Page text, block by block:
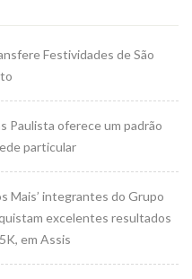
Festividades de São
Paulista oferece um padrão
particular
Mais’ integrantes do Grupo
excelentes resultados
em Assis